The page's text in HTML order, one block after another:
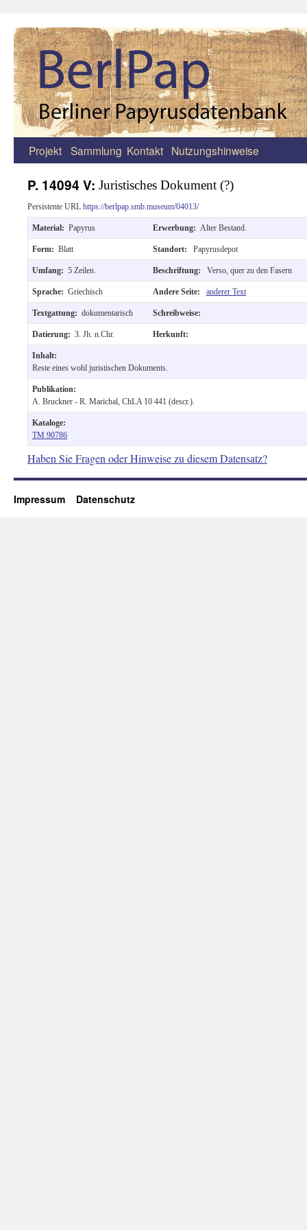
Zum
springen
Projekt Sammlung Kontakt Nutzungshinweise
P. 14094 V: Juristisches Dokument (?)
Persistente URL https://berlpap.smb.museum/04013/
Material: Papyrus Erwerbung: Alter Bestand.
Form: Blatt Standort: Papyrusdepot
Umfang: 5 Zeilen. Beschriftung: Verso, quer zu den Fasern
Sprache: Griechisch Andere Seite: anderer Text
Textgattung: dokumentarisch Schreibweise:
Datierung: 3. Jh. n.Chr. Herkunft:
Inhalt:
Reste eines wohl juristischen Dokuments.
Publikation:
A. Bruckner - R. Marichal, ChLA 10 441 (descr.).
Kataloge:
TM 90786
Haben Sie Fragen oder Hinweise zu diesem Datensatz?
Impressum Datenschutz